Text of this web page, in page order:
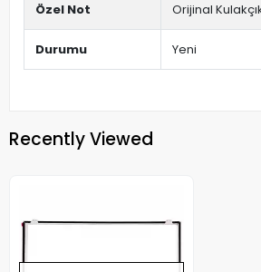
Özel Not Orijinal
Durumu Yeni
Recently Viewed